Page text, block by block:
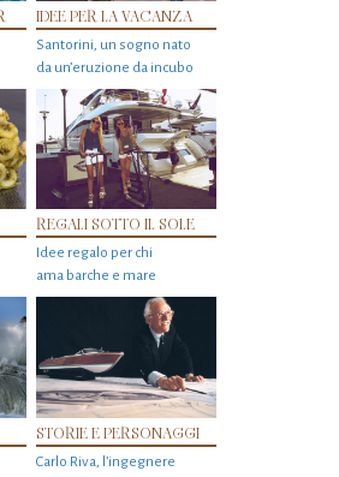
IDEE PER LA VACANZA
Santorini, un sogno nato
da un’eruzione da incubo
REGALI SOTTO IL SOLE
Idee regalo per chi
ama barche e mare
STORIE E PERSONAGGI
Carlo Riva, l’ingegnere